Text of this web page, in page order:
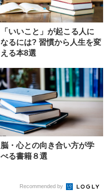
「いいこと」が起こる人に
なるには? 習慣から人生を変
える本8選
脳・心との向き合い方が学
べる書籍８選
Recommended by